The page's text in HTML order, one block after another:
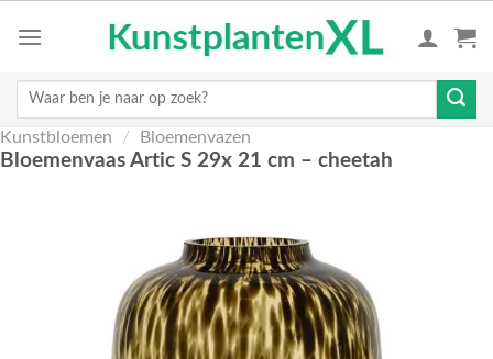
Zoeken
Kunstbloemen / Bloemenvazen
Bloemenvaas Artic S 29x 21 cm – cheetah